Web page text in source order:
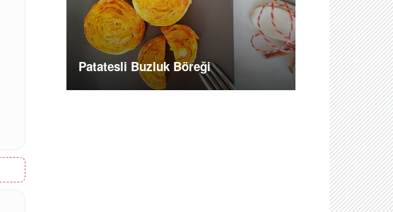
Patatesli Buzluk Böreği